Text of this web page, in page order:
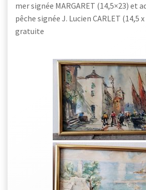
mer signée MARGARET (14,5×23) et
pêche signée J. Lucien CARLET (14,5
gratuite